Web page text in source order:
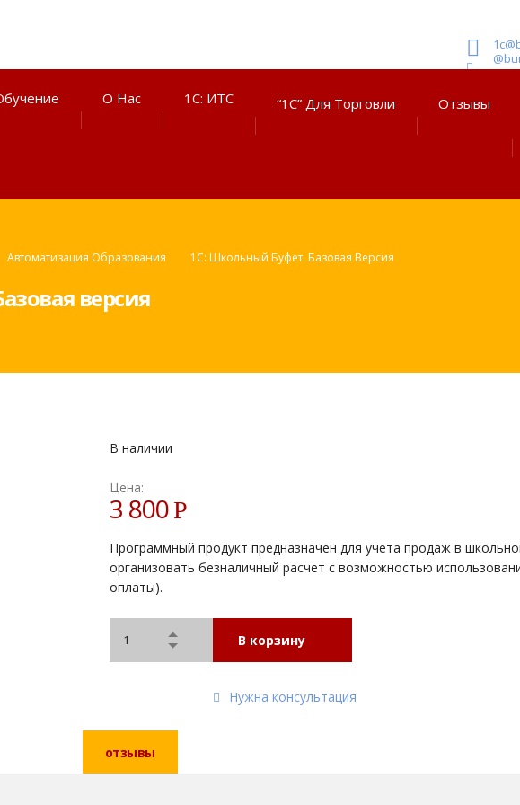
О Нас 1С: ИТС “1С” Для Торговли
Отзывы
Автоматизация Образования 1С: Школьный Буфет. Базовая Версия
версия
В наличии
Цена:
3 800Р
Программный продукт предназначен для учета продаж в
организовать безналичный расчет с возможностью
оплаты).
В корзину
Нужна консультация
отзывы